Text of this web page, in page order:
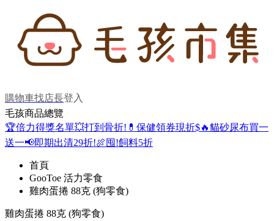
購物車找店長登入
毛孩商品總覽
🏆倍力得獎名單💥打到骨折! 💊保健領券現折$🔥貓砂尿布買一
送一📢即期出清29折!🍖囤!飼料5折
首頁
GooToe 活力零食
雞肉蛋捲 88克 (狗零食)
雞肉蛋捲 88克 (狗零食)